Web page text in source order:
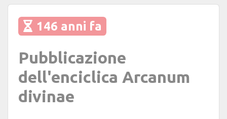
146 anni fa
Pubblicazione
dell'enciclica Arcanum
divinae